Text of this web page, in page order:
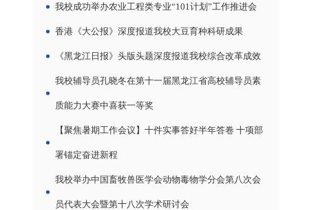
我校成功举办农业工程类专业“101计划”工作推进会
香港《大公报》深度报道我校大豆育种科研成果
《黑龙江日报》头版头题深度报道我校综合改革成效
我校辅导员孔晓冬在第十一届黑龙江省高校辅导员素
质能力大赛中喜获一等奖
【聚焦暑期工作会议】十件实事答好半年答卷 十项部
署锚定奋进新程
我校举办中国畜牧兽医学会动物毒物学分会第八次会
员代表大会暨第十八次学术研讨会